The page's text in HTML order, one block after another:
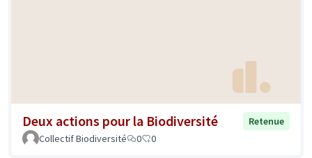
Deux actions pour la Biodiversité
Retenue
Collectif Biodiversité
0 0